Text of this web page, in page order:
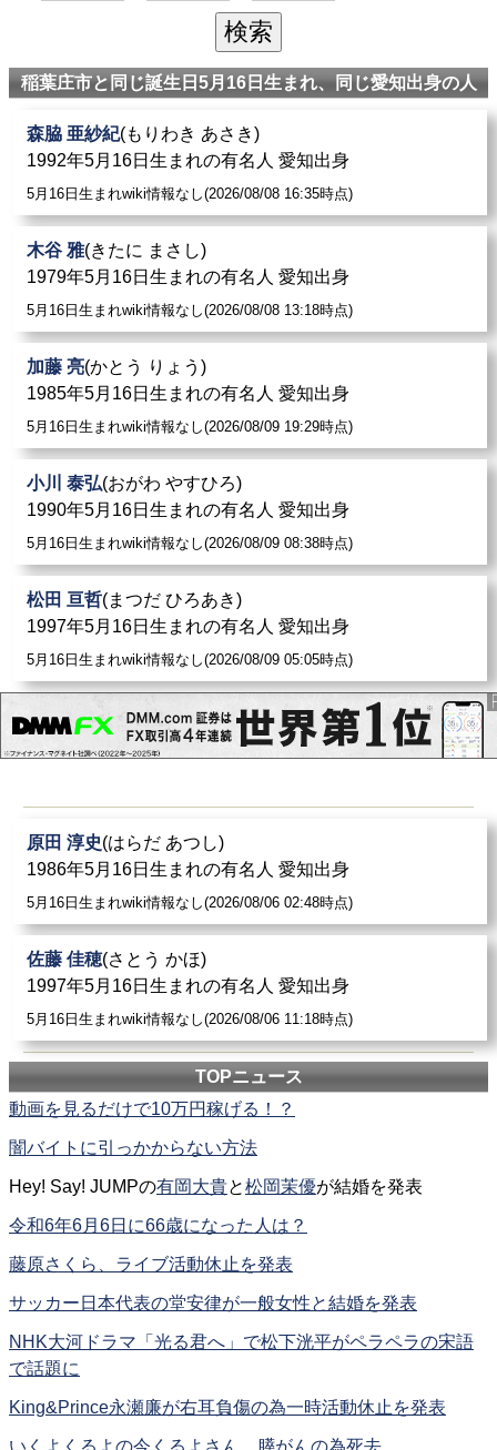
稲葉庄市と同じ誕生日5月16日生まれ、同じ愛知出身の人
森脇 亜紗紀(もりわき あさき)
1992年5月16日生まれの有名人 愛知出身
5月16日生まれwiki情報なし(2026/08/08 16:35時点)
木谷 雅(きたに まさし)
1979年5月16日生まれの有名人 愛知出身
5月16日生まれwiki情報なし(2026/08/08 13:18時点)
加藤 亮(かとう りょう)
1985年5月16日生まれの有名人 愛知出身
5月16日生まれwiki情報なし(2026/08/09 19:29時点)
小川 泰弘(おがわ やすひろ)
1990年5月16日生まれの有名人 愛知出身
5月16日生まれwiki情報なし(2026/08/09 08:38時点)
松田 亘哲(まつだ ひろあき)
1997年5月16日生まれの有名人 愛知出身
5月16日生まれwiki情報なし(2026/08/09 05:05時点)
原田 淳史(はらだ あつし)
1986年5月16日生まれの有名人 愛知出身
5月16日生まれwiki情報なし(2026/08/06 02:48時点)
佐藤 佳穂(さとう かほ)
1997年5月16日生まれの有名人 愛知出身
5月16日生まれwiki情報なし(2026/08/06 11:18時点)
TOPニュース
動画を見るだけで10万円稼げる！？
闇バイトに引っかからない方法
Hey! Say! JUMPの有岡大貴と松岡茉優が結婚を発表
令和6年6月6日に66歳になった人は？
藤原さくら、ライブ活動休止を発表
サッカー日本代表の堂安律が一般女性と結婚を発表
NHK大河ドラマ「光る君へ」で松下洸平がペラペラの宋語
で話題に
King&Prince永瀬廉が右耳負傷の為一時活動休止を発表
いくよくるよの今くるよさん、膵がんの為死去